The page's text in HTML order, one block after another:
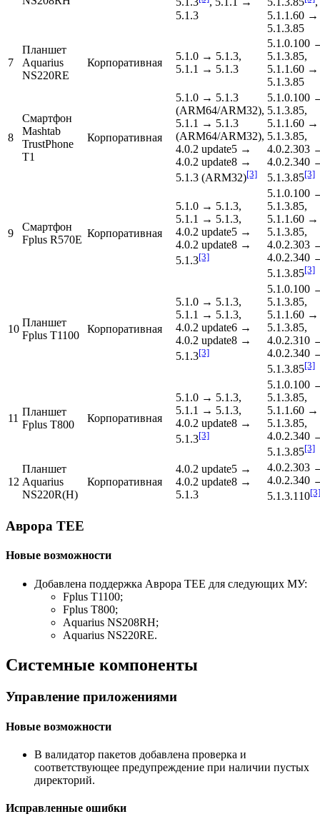
5.1.3
5.1.1.60 →
5.1.3.85
7
Планшет
Aquarius
NS220RE
Корпоративная
5.1.0 → 5.1.3,
5.1.1 → 5.1.3
5.1.0.100
5.1.3.85,
5.1.1.60 →
5.1.3.85
8
Смартфон
Mashtab
TrustPhone
T1
Корпоративная
5.1.0 → 5.1.3
(ARM64/ARM32),
5.1.1 → 5.1.3
(ARM64/ARM32),
4.0.2 update5 →
4.0.2 update8 →
5.1.3 (ARM32)[3]
5.1.0.100
5.1.3.85,
5.1.1.60 →
5.1.3.85,
4.0.2.303
4.0.2.340
5.1.3.85[3]
9
Смартфон
Fplus R570Е
Корпоративная
5.1.0 → 5.1.3,
5.1.1 → 5.1.3,
4.0.2 update5 →
4.0.2 update8 →
5.1.3[3]
5.1.0.100
5.1.3.85,
5.1.1.60 →
5.1.3.85,
4.0.2.303
4.0.2.340
5.1.3.85[3]
10
Планшет
Fplus T1100
Корпоративная
5.1.0 → 5.1.3,
5.1.1 → 5.1.3,
4.0.2 update6 →
4.0.2 update8 →
5.1.3[3]
5.1.0.100
5.1.3.85,
5.1.1.60 →
5.1.3.85,
4.0.2.310
4.0.2.340
5.1.3.85[3]
11
Планшет
Fplus T800
Корпоративная
5.1.0 → 5.1.3,
5.1.1 → 5.1.3,
4.0.2 update8 →
5.1.3[3]
5.1.0.100
5.1.3.85,
5.1.1.60 →
5.1.3.85,
4.0.2.340
5.1.3.85[3]
12
Планшет
Aquarius
NS220R(H)
Корпоративная
4.0.2 update5 →
4.0.2 update8 →
5.1.3
4.0.2.303
4.0.2.340
5.1.3.110[3]
Аврора TEE
Новые возможности
Добавлена поддержка Аврора ТЕЕ для следующих МУ:
Fplus Т1100;
Fplus Т800;
Aquarius NS208RH;
Aquarius NS220RE.
Системные компоненты
Управление приложениями
Новые возможности
В валидатор пакетов добавлена проверка и
соответствующее предупреждение при наличии пустых
директорий.
Исправленные ошибки